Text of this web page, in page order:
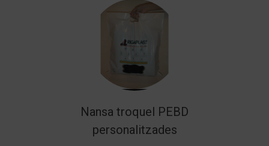
Nansa troquel PEBD
personalitzades